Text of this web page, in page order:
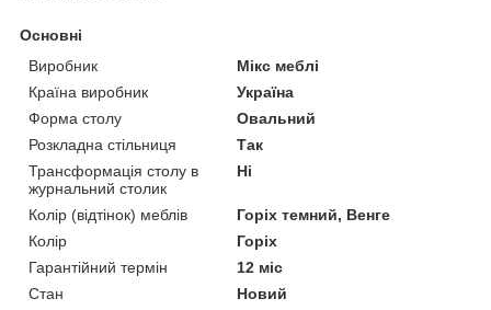
Основні
Виробник
Мікс меблі
Країна виробник
Україна
Форма столу
Овальний
Розкладна стільниця
Так
Трансформація столу в
журнальний столик
Ні
Колір (відтінок) меблів
Горіх темний, Венге
Колір
Горіх
Гарантійний термін
12 міс
Стан
Новий